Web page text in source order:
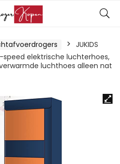
JUKIDS
elektrische luchterhoes,
luchthoes alleen nat